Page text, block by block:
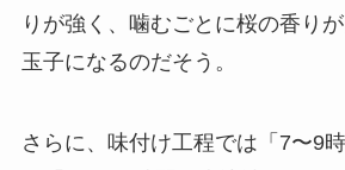
りが強く、噛むごとに桜の香り
玉子になるのだそう。
さらに、味付け工程では「7〜9